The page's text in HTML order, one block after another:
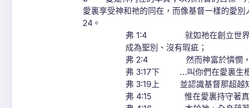
愛裏享受神和祂的同在，而像基督一樣的愛
24。
弗 1:4 就如祂在創立世界以前
成為聖別、沒有瑕疵；
弗 2:4 然而神富於憐憫，因
弗 3:17下 …叫你們在愛裏生根
弗 3:19上 並認識基督那超越
弗 4:15 惟在愛裏持守著真實